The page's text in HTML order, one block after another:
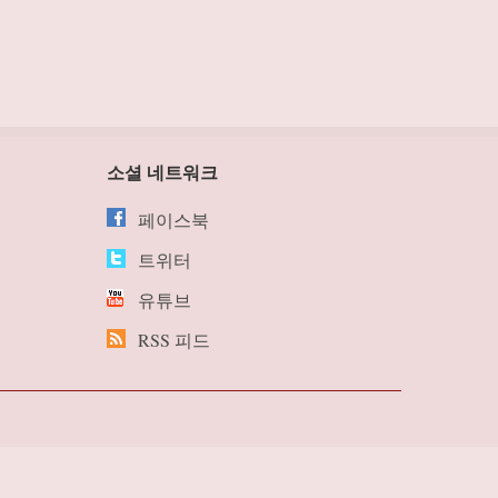
소셜 네트워크
페이스북
트위터
유튜브
RSS 피드